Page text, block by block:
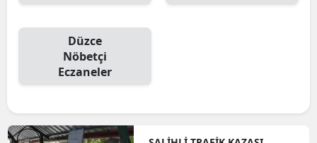
Düzce
Nöbetçi
Eczaneler